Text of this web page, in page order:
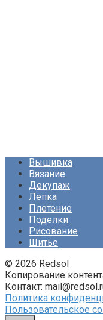
Вышивка
Вязание
Декупаж
Лепка
Плетение
Поделки
Рисование
Шитье
© 2026 Redsol
Копирование
Контакт:
Политика
Пользовательское